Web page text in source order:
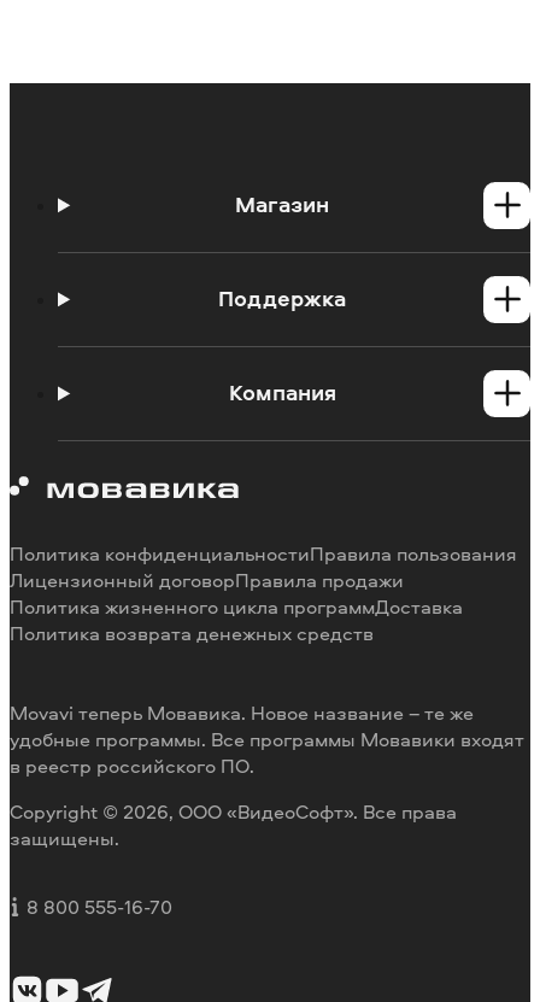
Магазин
Программы для MacПоддержка
Инструкции
Системные требования программ
Способы оплаты
Возврат средств
Компания
Работа в Мовавике
Отзывы пользователей
Разработка видеоредактора под заказ
Movavi теперь Мовавика. Новое название – те же
удобные программы. Все программы Мовавики входят
в реестр российского ПО.
Copyright © 2026, ООО «ВидеоСофт». Все права
защищены.
8 800 555-16-70
Политика конфиденциальностиПравила пользования
Лицензионный договорПравила продажи
Политика жизненного цикла программДоставка
Политика возврата денежных средств